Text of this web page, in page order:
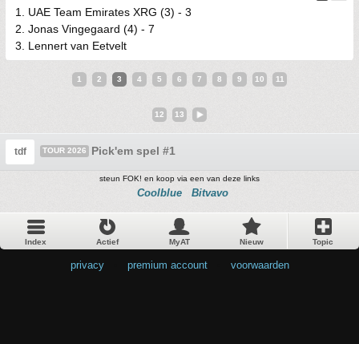
1. UAE Team Emirates XRG (3) - 3
2. Jonas Vingegaard (4) - 7
3. Lennert van Eetvelt
1 2 3 4 5 6 7 8 9 10 11
12 13
tdf TOUR 2026 Pick'em spel #1
steun FOK! en koop via een van deze links
Coolblue Bitvavo
Index Actief MyAT Nieuw Topic
privacy premium account voorwaarden